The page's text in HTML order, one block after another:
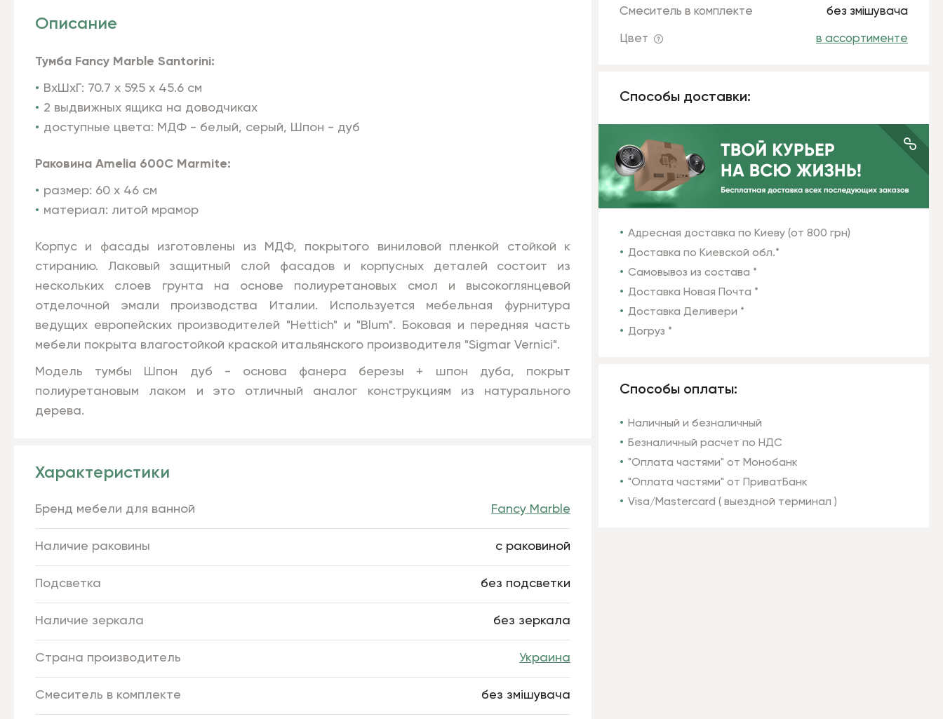
Смеситель в комплекте без змішувача
Цвет в ассортименте
Способы доставки:
Адресная доставка по Киеву (от 800 грн)
Доставка по Киевской обл.*
Самовывоз из состава *
Доставка Новая Почта *
Доставка Деливери *
Догруз *
Способы оплаты:
Наличный и безналичный
Безналичный расчет по НДС
"Оплата частями" от Монобанк
"Оплата частями" от ПриватБанк
Visa/Mastercard ( выездной терминал )
Описание
Тумба Fancy Marble Santorini:
ВхШхГ: 70.7 х 59.5 х 45.6 см
2 выдвижных ящика на доводчиках
доступные цвета: МДФ - белый, серый, Шпон - дуб
Раковина Amelia 600C Marmite:
размер: 60 х 46 см
материал: литой мрамор
Корпус и фасады изготовлены из МДФ, покрытого виниловой пленкой стойкой к
cтиранию. Лаковый защитный слой фасадов и корпусных деталей состоит из
нескольких слоев грунта на основе полиуретановых смол и высокоглянцевой
отделочной эмали производства Италии. Используется мебельная фурнитура
ведущих европейских производителей "Hettich" и "Blum". Боковая и передняя часть
мебели покрыта влагостойкой краской итальянского производителя "Sigmar Vernici".
Модель тумбы Шпон дуб - основа фанера березы + шпон дуба, покрыт
полиуретановым лаком и это отличный аналог конструкциям из натурального
дерева.
Характеристики
Бренд мебели для ванной Fancy Marble
Наличие раковины с раковиной
Подсветка без подсветки
Наличие зеркала без зеркала
Страна производитель Украина
Смеситель в комплекте без змішувача